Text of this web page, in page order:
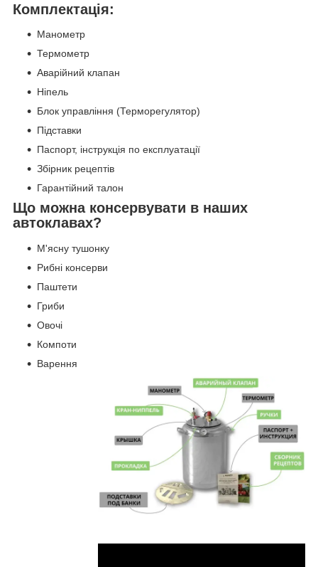
Комплектація:
Манометр
Термометр
Аварійний клапан
Ніпель
Блок управління (Терморегулятор)
Підставки
Паспорт, інструкція по експлуатації
Збірник рецептів
Гарантійний талон
Що можна консервувати в наших
автоклавах?
М'ясну тушонку
Рибні консерви
Паштети
Гриби
Овочі
Компоти
Варення